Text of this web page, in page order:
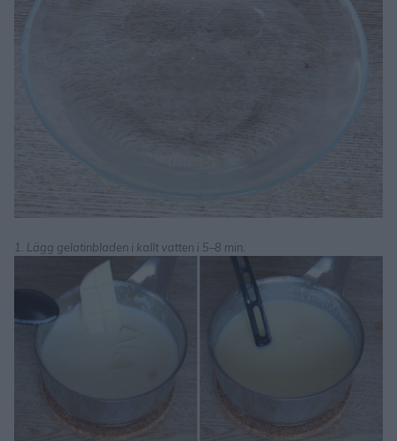
1. Lägg gelatinbladen i kallt vatten i 5–8 min.